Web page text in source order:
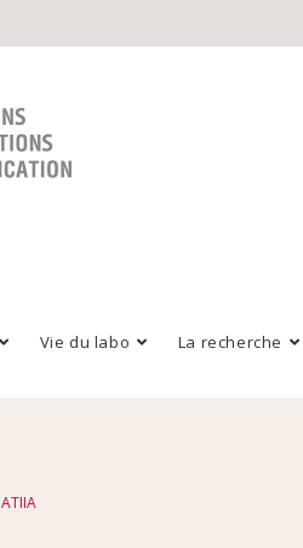
Vie du labo La recherche
ATIIA